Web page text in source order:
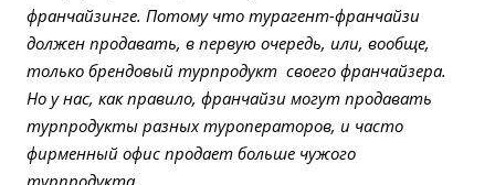
франчайзинге. Потому что турагент-франчайзи
должен продавать, в первую очередь, или, вообще,
только брендовый турпродукт своего франчайзера.
Но у нас, как правило, франчайзи могут продавать
турпродукты разных туроператоров, и часто
фирменный офис продает больше чужого
турпродукта.